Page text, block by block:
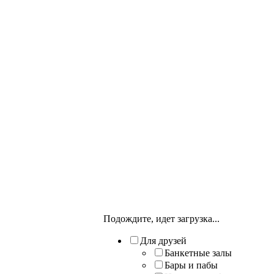
Подождите, идет загрузка...
Для друзей
Банкетные залы
Бары и пабы